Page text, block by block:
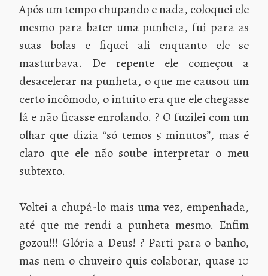
Após um tempo chupando e nada, coloquei ele
mesmo para bater uma punheta, fui para as
suas bolas e fiquei ali enquanto ele se
masturbava. De repente ele começou a
desacelerar na punheta, o que me causou um
certo incômodo, o intuito era que ele chegasse
lá e não ficasse enrolando. ? O fuzilei com um
olhar que dizia “só temos 5 minutos”, mas é
claro que ele não soube interpretar o meu
subtexto.
Voltei a chupá-lo mais uma vez, empenhada,
até que me rendi a punheta mesmo. Enfim
gozou!!! Glória a Deus! ? Parti para o banho,
mas nem o chuveiro quis colaborar, quase 10